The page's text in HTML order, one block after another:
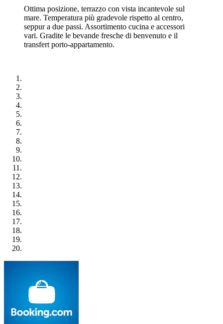
Ottima posizione, terrazzo con vista incantevole sul
mare. Temperatura più gradevole rispetto al centro,
seppur a due passi. Assortimento cucina e accessori
vari. Gradite le bevande fresche di benvenuto e il
transfert porto-appartamento.